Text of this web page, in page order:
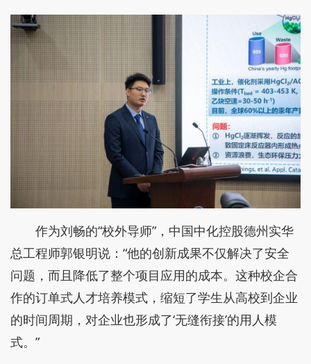
作为刘畅的“校外导师”，中国中化控股德州实华
总工程师郭银明说：“他的创新成果不仅解决了安全
问题，而且降低了整个项目应用的成本。这种校企合
作的订单式人才培养模式，缩短了学生从高校到企业
的时间周期，对企业也形成了‘无缝衔接’的用人模
式。”